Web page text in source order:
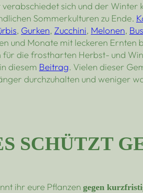
sich und der
Sommerkulturen zu Ende.
, Gurken, Zucchini, Melonen,
und Monate mit leckeren Ernten
für die frostharten Herbst- und
diesem Beitrag. Vielen dieser
durchzuhalten und weniger
SCHÜTZT
ihr eure Pflanzen gegen